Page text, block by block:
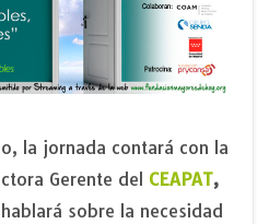
la jornada contará con la
Gerente del CEAPAT,
sobre la necesidad